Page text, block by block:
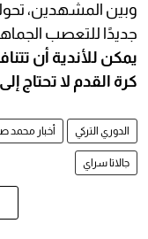
وبين المشهدين،
جديدًا للتعصب
يمكن للأندية أن
كرة القدم لا تحتاج
الدوري التركي أخبار محمد
جالاتا سراي